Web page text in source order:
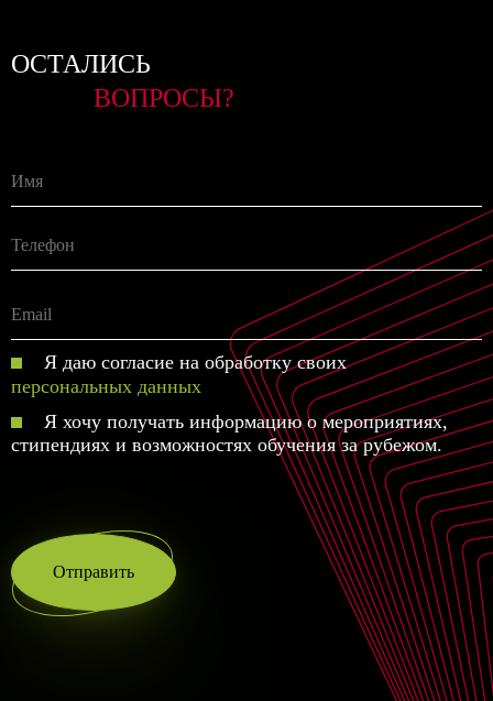
ОСТАЛИСЬ
ВОПРОСЫ?
Я даю согласие на обработку своих
персональных данных
Я хочу получать информацию о мероприятиях,
стипендиях и возможностях обучения за рубежом.
Отправить